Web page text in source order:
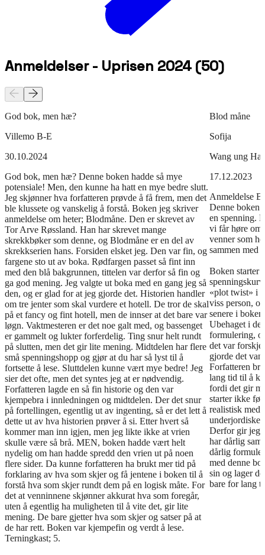
Anmeldelser - Uprisen 2024 (50)
God bok, men hæ?
Villemo B-E
30.10.2024
God bok, men hæ? Denne boken hadde så mye
potensiale! Men, den kunne ha hatt en mye bedre slutt.
Jeg skjønner hva forfatteren prøvde å få frem, men det
ble klussete og vanskelig å forstå. Boken jeg skriver
anmeldelse om heter; Blodmåne. Den er skrevet av
Tor Arve Røssland. Han har skrevet mange
skrekkbøker som denne, og Blodmåne er en del av
skrekkserien hans. Forsiden elsket jeg. Den var fin, og
fargene sto ut av boka. Rødfargen passet så fint inn
med den blå bakgrunnen, tittelen var derfor så fin og
ga god mening. Jeg valgte ut boka med en gang jeg så
den, og er glad for at jeg gjorde det. Historien handler
om tre jenter som skal vurdere et hotell. De tror de skal
på et fancy og fint hotell, men de innser at det bare var
løgn. Vaktmesteren er det noe galt med, og bassenget
er gammelt og lukter forferdelig. Ting snur helt rundt
på slutten, men det gir lite mening. Midtdelen har flere
små spenningshopp og gjør at du har så lyst til å
fortsette å lese. Sluttdelen kunne vært mye bedre! Jeg
sier det ofte, men det syntes jeg at er nødvendig.
Forfatteren lagde en så fin historie og den var
kjempebra i innledningen og midtdelen. Der det snur
på fortellingen, egentlig ut av ingenting, så er det lett å
dette ut av hva historien prøver å si. Etter hvert så
kommer man inn igjen, men jeg likte ikke at vrien
skulle være så brå. MEN, boken hadde vært helt
nydelig om han hadde spredd den vrien ut på noen
flere sider. Da kunne forfatteren ha brukt mer tid på
forklaring av hva som skjer og få jentene i boken til å
forstå hva som skjer rundt dem på en logisk måte. For
det at venninnene skjønner akkurat hva som foregår,
uten å egentlig ha muligheten til å vite det, gir lite
mening. De bare gjetter hva som skjer og satser på at
de har rett. Boken var kjempefin og verdt å lese.
Terningkast; 5.
Blod måne
Sofija
Wang ung
17.12.2023
Anmeldelse
Denne boken
en spenning.
vi får høre om
venner som
sammen med
Boken starter
«plot twist» i
viss person,
senere i
Ubehaget i
formulering,
det var
gjorde det
Forfatteren
lang tid til å
fordi det gir
starter ikke
realistisk med
underjordiske
Derfor gir jeg
har dårlig
dårlig
med denne
sin og lager
bare for lang